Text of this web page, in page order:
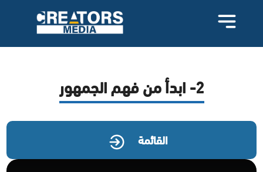
2- ابدأ من فهم الجمهور
القائمة